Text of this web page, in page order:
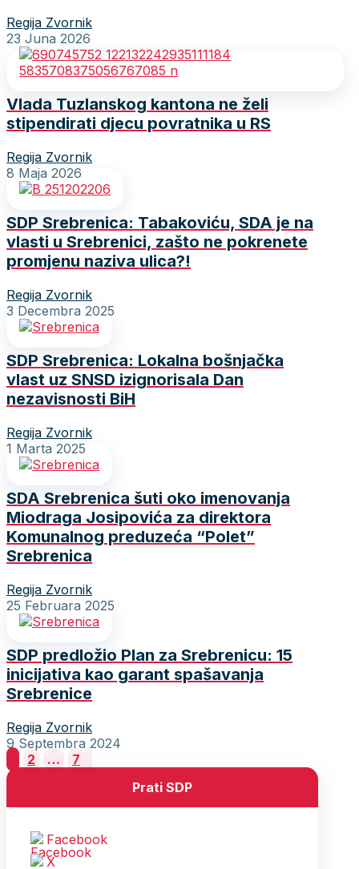
Regija Zvornik
23 Juna 2026
Vlada Tuzlanskog kantona ne želi
stipendirati djecu povratnika u RS
Regija Zvornik
8 Maja 2026
SDP Srebrenica: Tabakoviću, SDA je na
vlasti u Srebrenici, zašto ne pokrenete
promjenu naziva ulica?!
Regija Zvornik
3 Decembra 2025
SDP Srebrenica: Lokalna bošnjačka
vlast uz SNSD izignorisala Dan
nezavisnosti BiH
Regija Zvornik
1 Marta 2025
SDA Srebrenica šuti oko imenovanja
Miodraga Josipovića za direktora
Komunalnog preduzeća “Polet”
Srebrenica
Regija Zvornik
25 Februara 2025
SDP predložio Plan za Srebrenicu: 15
inicijativa kao garant spašavanja
Srebrenice
Regija Zvornik
9 Septembra 2024
Posts
pagination
2 …
7
Prati SDP
Facebook
X